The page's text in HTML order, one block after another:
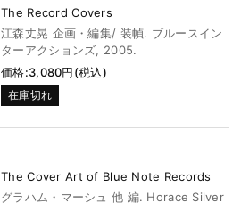
The Record Covers
江森丈晃 企画・編集/ 装幀. ブルースイン
ターアクションズ, 2005.
価格:3,080円(税込)
在庫切れ
The Cover Art of Blue Note Records
グラハム・マーシュ 他 編. Horace Silver